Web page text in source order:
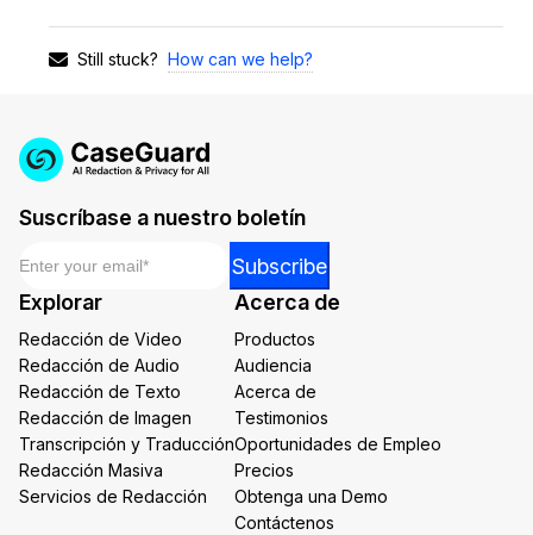
Still stuck? How can we help?
Suscríbase a nuestro boletín
*
Subscribe
Explorar
Redacción de Video
Redacción de Audio
Redacción de Texto
Redacción de Imagen
Transcripción y Traducción
Redacción Masiva
Servicios de Redacción
Acerca de
Productos
Audiencia
Acerca de
Testimonios
Oportunidades de Empleo
Precios
Obtenga una Demo
Contáctenos